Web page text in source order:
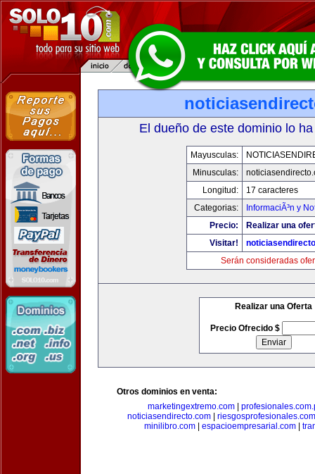
El dueño de este dominio lo
Mayusculas:
Minusculas:
Longitud:
17 caracteres
Categorias:
InformaciÃ³n y
Precio:
Realizar una
Visitar!
Serán consideradas
Realizar una Oferta
Precio Ofrecido $
Otros dominios en venta:
marketingextremo.com|
noticiasendirecto.com
riesgosprofesionales.com
minilibro.com| espacioempresarial.com|